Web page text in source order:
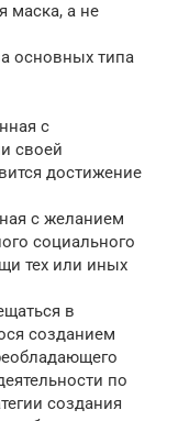
маска, а не
основных типа
с
своей
достижение
с желанием
социального
тех или иных
в
созданием
по
создания